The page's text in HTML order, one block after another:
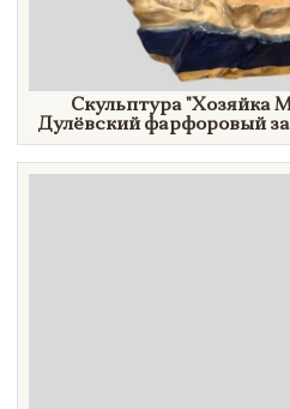
Скульптура"Хозяйка
Дулёвский фарфоровый